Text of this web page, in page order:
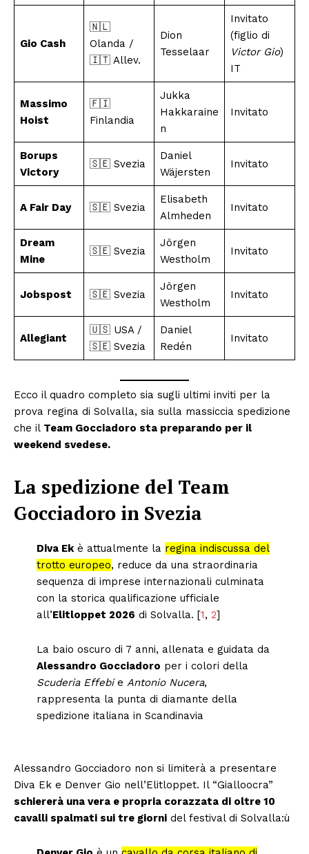
Gio Cash
🇳🇱
Olanda /
🇮🇹 Allev.
Dion
Tesselaar
Invitato
(figlio di
Victor Gio)
IT
Massimo
Hoist
🇫🇮
Finlandia
Jukka
Hakkaraine
n
Invitato
Borups
Victory
🇸🇪 Svezia
Daniel
Wäjersten
Invitato
A Fair Day 🇸🇪 Svezia
Elisabeth
Almheden
Invitato
Dream
Mine
🇸🇪 Svezia
Jörgen
Westholm
Invitato
Jobspost 🇸🇪 Svezia
Jörgen
Westholm
Invitato
Allegiant
🇺🇸 USA /
🇸🇪 Svezia
Daniel
Redén
Invitato
Ecco il quadro completo sia sugli ultimi inviti per la
prova regina di Solvalla, sia sulla massiccia spedizione
che il Team Gocciadoro sta preparando per il
weekend svedese.
La spedizione del Team
Gocciadoro in Svezia
Diva Ekè attualmente la regina indiscussa del
trotto europeo, reduce da una straordinaria
sequenza di imprese internazionali culminata
con la storica qualificazione ufficiale
all’Elitloppet 2026 di Solvalla. [1, 2]
La baio oscuro di 7 anni, allenata e guidata da
Alessandro Gocciadoro per i colori della
Scuderia Effebie Antonio Nucera,
rappresenta la punta di diamante della
spedizione italiana in Scandinavia
Alessandro Gocciadoro non si limiterà a presentare
Diva Ek e Denver Gio nell’Elitloppet. Il “Gialloocra”
schiererà una vera e propria corazzata di oltre 10
cavalli spalmati sui tre giorni del festival di Solvalla:ù